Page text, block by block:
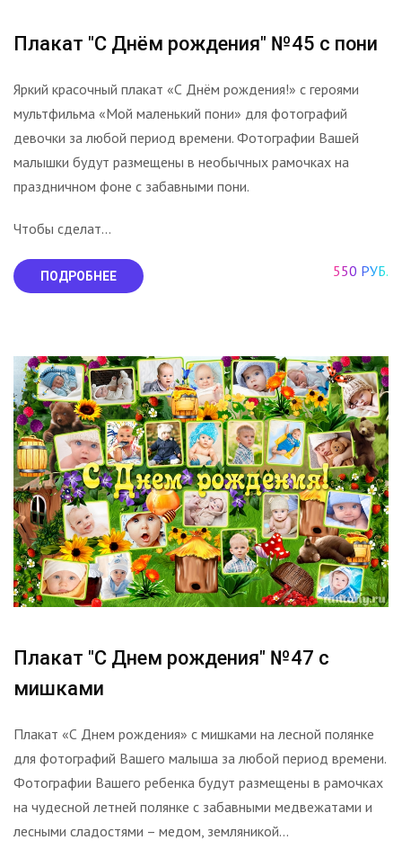
Плакат "С Днём рождения" №45 с пони
Яркий красочный плакат «С Днём рождения!» с героями
мультфильма «Мой маленький пони» для фотографий
девочки за любой период времени. Фотографии Вашей
малышки будут размещены в необычных рамочках на
праздничном фоне с забавными пони.
Чтобы сделат...
ПОДРОБНЕЕ 550 РУБ.
Плакат "С Днем рождения" №47 с
мишками
Плакат «С Днем рождения» с мишками на лесной полянке
для фотографий Вашего малыша за любой период времени.
Фотографии Вашего ребенка будут размещены в рамочках
на чудесной летней полянке с забавными медвежатами и
лесными сладостями – медом, земляникой...